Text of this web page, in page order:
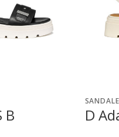
B
SANDALE
D